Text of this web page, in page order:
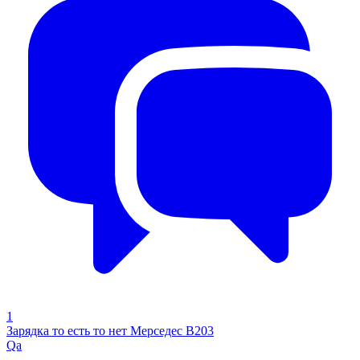
1
Зарядка то есть то нет Мерседес В203
Qa